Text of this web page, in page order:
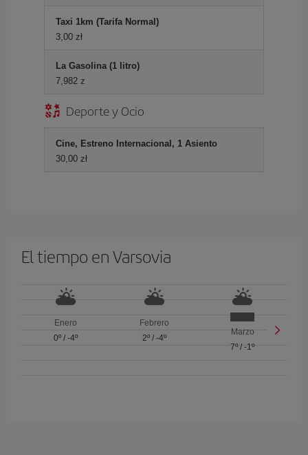
Taxi 1km (Tarifa Normal)
3,00 zł
La Gasolina (1 litro)
7,982 z
Deporte y Ocio
Cine, Estreno Internacional, 1 Asiento
30,00 zł
El tiempo en Varsovia
Enero
0º/ -4º
Febrero
2º/ -4º
Marzo
7º/-1º